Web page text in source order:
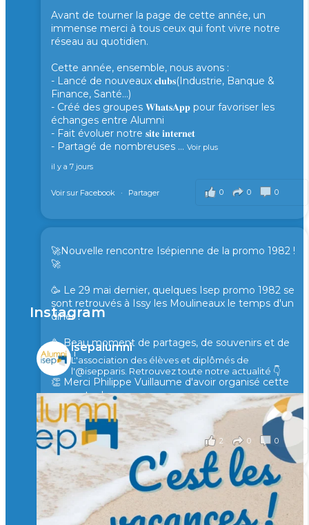
Avant de tourner la page de cette année, un
immense merci à tous ceux qui font vivre notre
réseau au quotidien.
Cette année, ensemble, nous avons :
- Lancé de nouveaux 𝐜𝐥𝐮𝐛𝐬(Industrie, Banque &
Finance, Santé...)
- Créé des groupes 𝐖𝐡𝐚𝐭𝐬𝐀𝐩𝐩 pour favoriser les
échanges entre Alumni
- Fait évoluer notre 𝐬𝐢𝐭𝐞 𝐢𝐧𝐭𝐞𝐫𝐧𝐞𝐭
- Partagé de nombreuses ... Voir plus
il y a 7 jours
0 0 0
Voir sur Facebook · Partager
🚀Nouvelle rencontre Isépienne de la promo 1982 !
🚀
🥳 Le 29 mai dernier, quelques Isep promo 1982 se
sont retrouvés à Issy les Moulineaux le temps d'un
diner !
🥳 Beau moment de partages, de souvenirs et de
rires !
👏 Merci Philippe Vuillaume d'avoir organisé cette
rencontre !
il y a 2 mois
2 0 0
Voir sur Facebook · Partager
🙏 Soutenez l’Isep via la taxe d’apprentissage 2026
et contribuons ensemble à former les générations
d’ingénieurs de demain. 🙏
Instagram
isepalumni
L'association des élèves et diplômés de
l'@isepparis. Retrouvez toute notre actualité 👇